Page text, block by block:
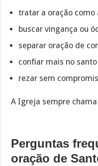
tratar a oração como
buscar vingança ou
separar oração de
confiar mais no
rezar sem
A Igreja sempre
Perguntas
oração de